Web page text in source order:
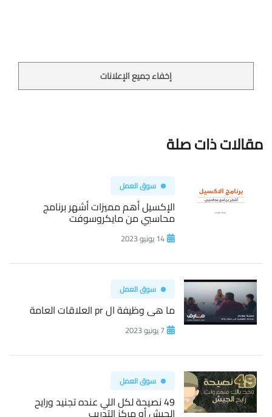
إخفاء جميع الإعلانات
مقالات ذات صلة
سوق العمل
الإكسيل أهم مميزات أشهر برنامج
محاسبي من مايكروسوفت
14 يونيو 2023
سوق العمل
ما هى وظيفة ال pr العلاقات العامة
7 يونيو 2023
سوق العمل
49 نصيحة لكل اللي عنده تجنيد ورايح
الجيش أو مركز التدريب